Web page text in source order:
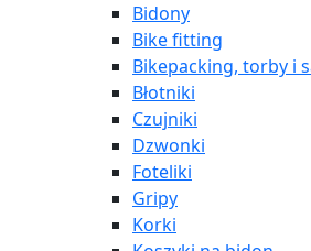
Bidony
Bike fitting
Bikepacking, torby i
Błotniki
Czujniki
Dzwonki
Foteliki
Gripy
Korki